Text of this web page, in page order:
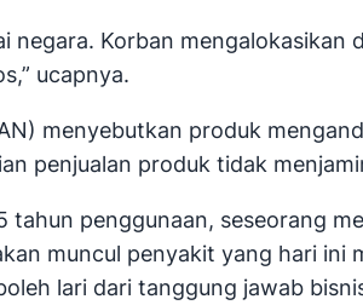
negara. Korban
ucapnya.
menyebutkan produk
penjualan produk tidak
penggunaan, seseorang
muncul penyakit yang hari
lari dari tanggung jawab